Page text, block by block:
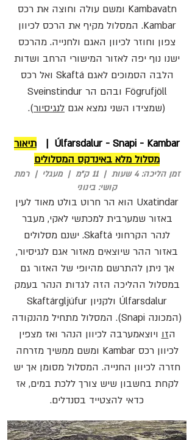
Kambavatn ומשם עולה וחוצה את רכס
Kambar. המסלול מקיף את הרכס לכיוון
צפון וחוזר לכיוון האגם ולחנייה. מהרכס
ישנו נוף יפה לאזור המישורי הרחב ושדות
הלבה הסמוכים לאגם Skaftá ואל רכס
Fögrufjöll ובהם הר Sveinstindur
(שמצידו השני נמצא אגם לנגיסיור).
Úlfarsdalur - Snapi - Kambar |
תיאור
מסלול מלא באינדקס המסלולים
זמן הליכה: 4 שעות | 11 ק"מ | מעגלי | רמת
קושי: בינוני
Uxatindar הוא הר חרוט בולט מאוד לעין
באזור שמערבית למכתשי לאקי, מעבר
לנהר הקרחוני Skaftá. ישנם מסלולים
באזור ההר שיוצאים מאזור אגם לנגיסיור,
אך ניתן להתרשם מהיופי של האזור גם
במסלול ההליכה הזה לגדות הנהר בעמק
Úlfarsdalur ולקניון Skaftárgljúfur
(המכונה Snapi). המסלול מתחיל מהנקודה
הזו ויוצאמערבה לכיוון הנהר ואז מצפין
לכיוון רכס Kambar ומשם ממשיך מזרחה
חזרה לכיוון החנייה. המסלול מסומן אך יש
לקחת בחשבון שיש צורך ללכת במים, אז
כדאי להצטייד בסנדלים.